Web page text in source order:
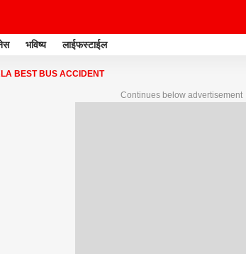
भविष्य लाईफस्टाईल
BEST BUS ACCIDENT
Continues below advertisement